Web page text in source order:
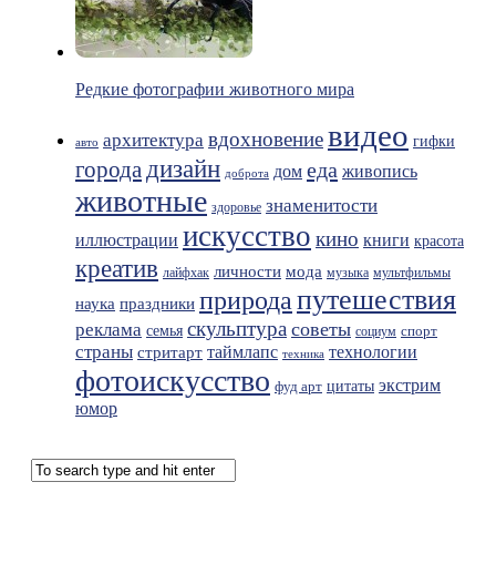
Редкие фотографии животного мира
авто архитектура вдохновениевидео гифки
городадизайн доброта дом еда живопись
животные здоровье знаменитости
иллюстрации искусство кино книги красота
креатив лайфхак личности мода музыка мультфильмы
наука праздники природапутешествия
реклама семья скульптура советы социум спорт
страны стритарт таймлапс техника технологии
фотоискусство фуд арт цитаты экстрим
юмор